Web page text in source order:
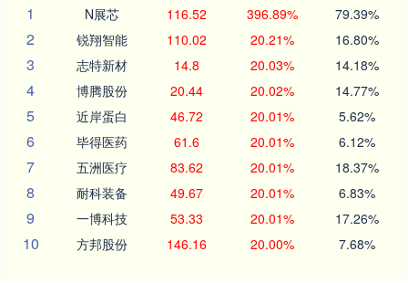
1
N展芯 116.52 396.89% 79.39%
2 锐翔智能 110.02 20.21% 16.80%
3 志特新材 14.8 20.03% 14.18%
4 博腾股份 20.44 20.02% 14.77%
5 近岸蛋白 46.72 20.01% 5.62%
6 毕得医药 61.6 20.01% 6.12%
7 五洲医疗 83.62 20.01% 18.37%
8 耐科装备 49.67 20.01% 6.83%
9 一博科技 53.33 20.01% 17.26%
10 方邦股份 146.16 20.00% 7.68%